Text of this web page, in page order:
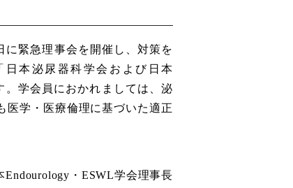
緊急理事会を開催し、対策を
本泌尿器科学会および日本
学会員におかれましては、泌
医学・医療倫理に基づいた適正
Endourology・ESWL学会理事長